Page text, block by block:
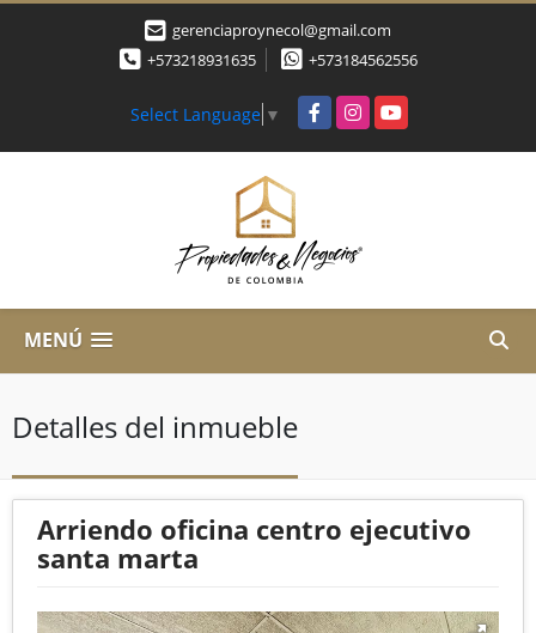
gerenciaproynecol@gmail.com
+573218931635
+573184562556
Select Language ▼ FacebookInstagramYouTube
MENÚ
Detalles del inmueble
Arriendo oficina centro ejecutivo
santa marta